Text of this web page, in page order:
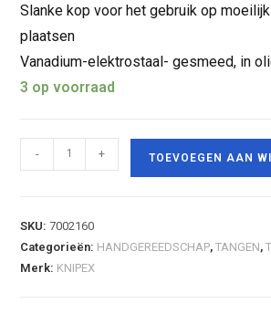
Slanke kop voor het gebruik op
plaatsen
Vanadium-elektrostaal- gesmeed, in
3 op voorraad
- + TOEVOEGEN AAN
SKU:7002160
Categorieën: HANDGEREEDSCHAP,TANGEN,
Merk: KNIPEX